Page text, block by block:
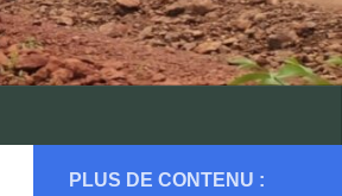
PLUS DE CONTENU :